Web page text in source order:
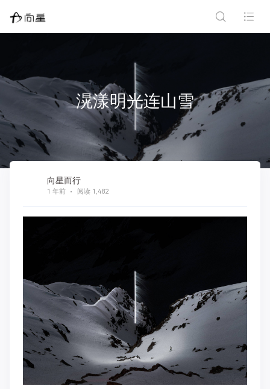
滉漾明光连山雪
向星而行
1 年前 阅读 1,482